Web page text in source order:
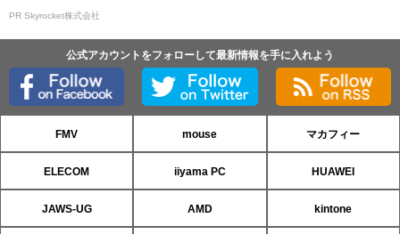
PR Skyrocket株式会社
公式アカウントをフォローして最新情報を手に入れよう
FMV mouse マカフィー
ELECOM iiyama PC HUAWEI
JAWS-UG AMD kintone